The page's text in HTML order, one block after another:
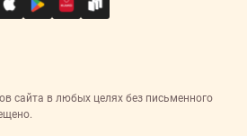
сайта в любых целях без письменного